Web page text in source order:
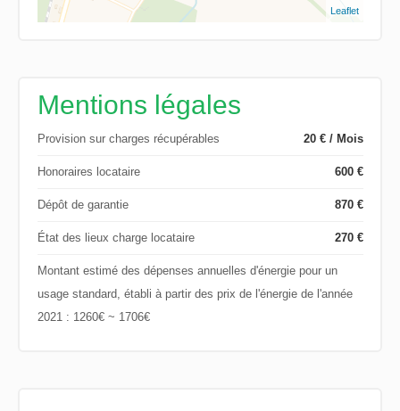
Leaflet
Mentions légales
Provision sur charges récupérables 20 € / Mois
Honoraires locataire 600 €
Dépôt de garantie 870 €
État des lieux charge locataire 270 €
Montant estimé des dépenses annuelles d'énergie pour un
usage standard, établi à partir des prix de l'énergie de l'année
2021 : 1260€ ~ 1706€